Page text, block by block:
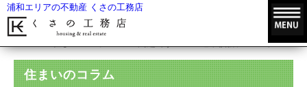
浦和エリアの不動産 くさの工務店
問題です！！～連帯債務について～
住まいのコラム